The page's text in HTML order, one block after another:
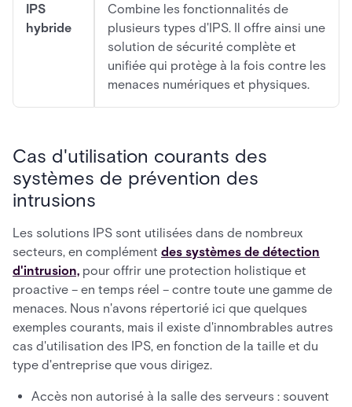
IPS
hybride
Combine les fonctionnalités de
plusieurs types d'IPS. Il offre ainsi une
solution de sécurité complète et
unifiée qui protège à la fois contre les
menaces numériques et physiques.
Cas d'utilisation courants des
systèmes de prévention des
intrusions
Les solutions IPS sont utilisées dans de nombreux
secteurs, en complément des systèmes de détection
d'intrusion, pour offrir une protection holistique et
proactive – en temps réel – contre toute une gamme de
menaces. Nous n'avons répertorié ici que quelques
exemples courants, mais il existe d'innombrables autres
cas d'utilisation des IPS, en fonction de la taille et du
type d'entreprise que vous dirigez.
Accès non autorisé à la salle des serveurs : souvent